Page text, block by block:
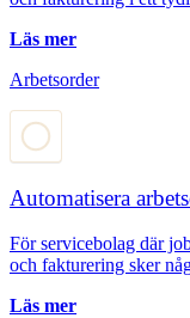
Läs mer
Arbetsorder
Automatisera
För servicebolag där
och fakturering sker
Läs mer